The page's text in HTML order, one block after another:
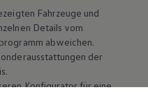
Fahrzeuge und
Details vom
abweichen.
der
Konfigurator für eine